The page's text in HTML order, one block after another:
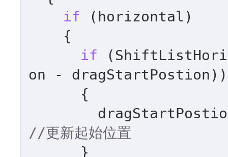
if (horizontal)
if
on - dragStartPostion))
//更新起始位置